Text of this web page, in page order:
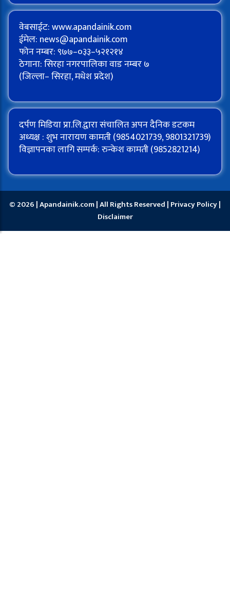
वेबसाईट: www.apandainik.com
ईमेल: news@apandainik.com
फोन नम्बर: ९७७–०३३–५२१२१४
ठेगाना: सिरहा नगरपालिका वाड नम्बर ७
(जिल्ला– सिरहा, मधेश प्रदेश)
दर्पण मिडिया प्रा.लि.द्वारा संचालित अपन दैनिक डटकम
अध्यक्ष : शुभ नारायण कामती (9854021739, 9801321739)
विज्ञापनका लागि सम्पर्क: रुन्केश कामती (9852821214)
© 2026 | Apandainik.com | All Rights Reserved | Privacy Policy|
Disclaimer